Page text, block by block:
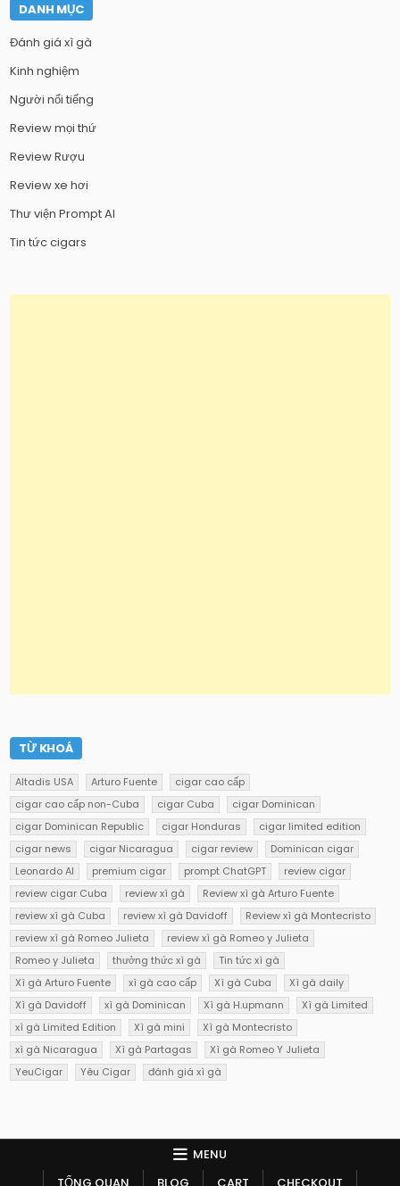
DANH MỤC
Đánh giá xì gà
Kinh nghiệm
Người nổi tiếng
Review mọi thứ
Review Rượu
Review xe hơi
Thư viện Prompt AI
Tin tức cigars
TỪ KHOÁ
Altadis USA Arturo Fuente
cigar cao cấp
cigar cao cấp non-Cuba
cigar Cuba
cigar Dominican
cigar Dominican Republic
cigar Honduras
cigar limited edition
cigar news
cigar Nicaragua cigar review
Dominican cigar
Leonardo AI
premium cigar prompt ChatGPT
review cigar
review cigar Cuba
review xì gà
Review xì gà Arturo Fuente
review xì gà Cuba
review xì gà Davidoff
Review xì gà Montecristo
review xì gà Romeo Julieta
review xì gà Romeo y Julieta
Romeo y Julieta
thưởng thức xì gà
Tin tức xì gà
Xì gà Arturo Fuente
xì gà cao cấp Xì gà Cuba
Xì gà daily
Xì gà Davidoff
xì gà Dominican Xì gà H.upmann
Xì gà Limited
xì gà Limited Edition
Xì gà mini
Xì gà Montecristo
xì gà Nicaragua
Xì gà Partagas
Xì gà Romeo Y Julieta
YeuCigar
Yêu Cigar đánh giá xì gà
MENU